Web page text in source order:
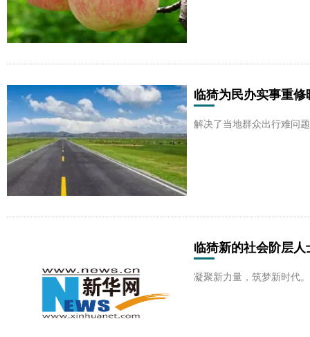
临猗为民办实事重修
解决了当地群众出行难问
临猗新的社会阶层
凝聚新力量，筑梦新时代。